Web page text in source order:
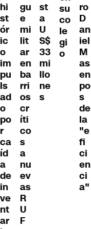
hi
st
ór
ic
o
im
pu
ls
ad
o
po
r
ca
íd
a
de
in
ve
nt
ar
gu
e
mi
lit
ar
en
ba
rri
os
cr
íti
co
s
a
nu
ev
as
R
U
F
st
a
U
S$
33
mi
llo
ne
s
su
co
le
gi
o
ro
D
an
iel
M
as
en
po
s
de
la
"e
fi
ci
en
ci
a"